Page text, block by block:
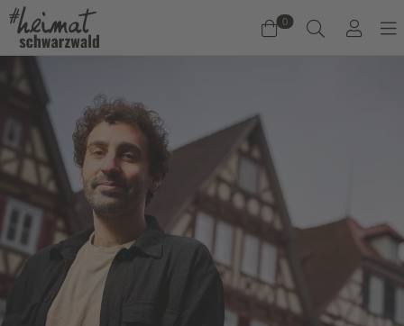
0
Warenkorb
Es befinden sich keine Produkte im Warenkorb.
Jetzt einkaufen